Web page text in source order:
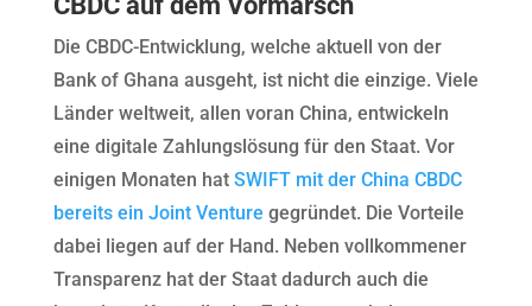
Die CBDC-Entwicklung, welche aktuell von der
Bank of Ghana ausgeht, ist nicht die einzige. Viele
Länder weltweit, allen voran China, entwickeln
eine digitale Zahlungslösung für den Staat. Vor
einigen Monaten hat SWIFT mit der China CBDC
bereits ein Joint Venture gegründet. Die Vorteile
dabei liegen auf der Hand. Neben vollkommener
Transparenz hat der Staat dadurch auch die